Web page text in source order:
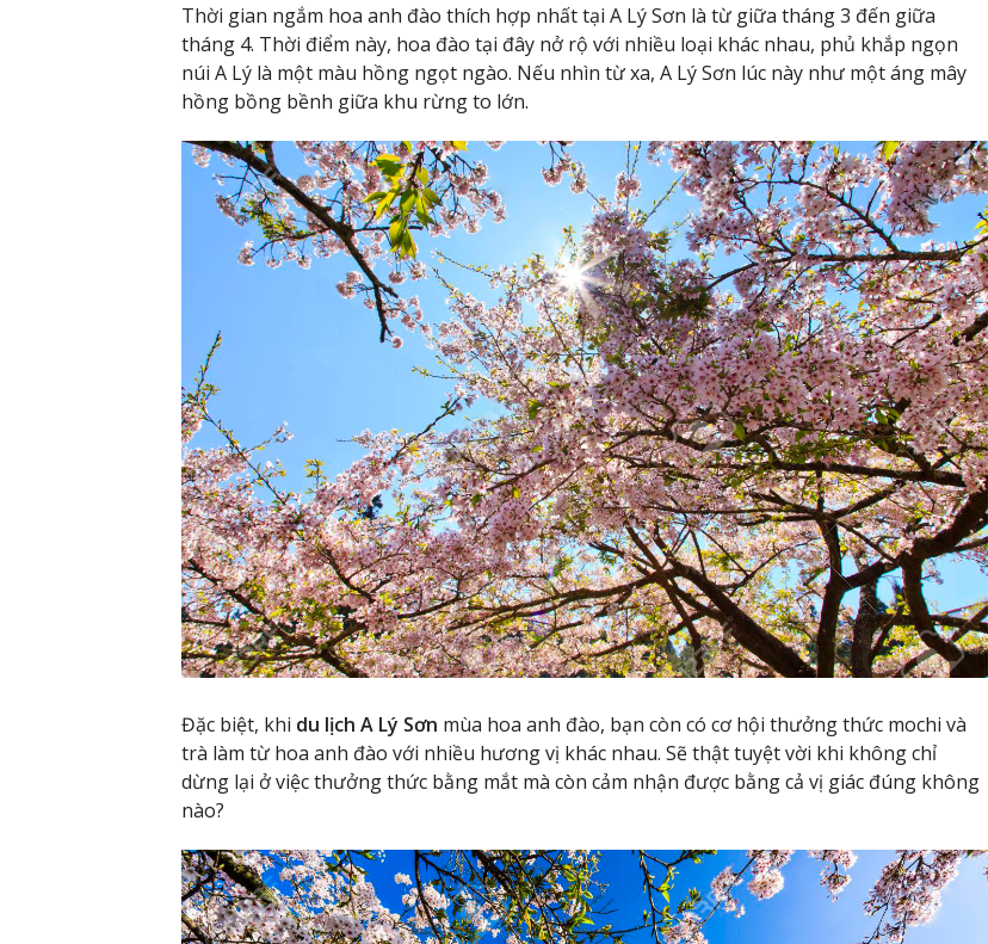
Thời gian ngắm hoa anh đào thích hợp nhất tại A Lý Sơn là từ giữa tháng 3 đến giữa
tháng 4. Thời điểm này, hoa đào tại đây nở rộ với nhiều loại khác nhau, phủ khắp ngọn
núi A Lý là một màu hồng ngọt ngào. Nếu nhìn từ xa, A Lý Sơn lúc này như một áng mây
hồng bồng bềnh giữa khu rừng to lớn.
Đặc biệt, khi du lịch A Lý Sơn mùa hoa anh đào, bạn còn có cơ hội thưởng thức mochi và
trà làm từ hoa anh đào với nhiều hương vị khác nhau. Sẽ thật tuyệt vời khi không chỉ
dừng lại ở việc thưởng thức bằng mắt mà còn cảm nhận được bằng cả vị giác đúng không
nào?